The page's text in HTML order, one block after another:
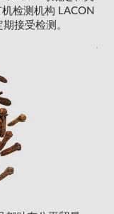
检测机构 LACON
接受检测。